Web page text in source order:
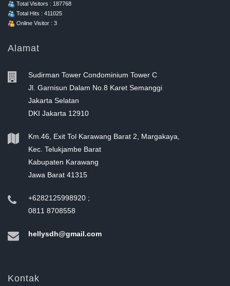
Total Visitors : 187768
Total Hits : 411025
Online Visitor : 3
Alamat
Sudirman Tower Condominium Tower C
Jl. Garnisun Dalam No.8 Karet Semanggi
Jakarta Selatan
DKI Jakarta 12910
Km.46, Exit Tol Karawang Barat 2, Margakaya,
Kec. Telukjambe Barat
Kabupaten Karawang
Jawa Barat 41315
+6282125998920 ;
0811 8708558
hellysdh@gmail.com
Kontak